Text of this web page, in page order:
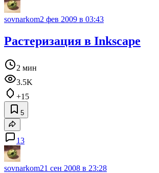
sovnarkom2 фев 2009 в 03:43
Растеризация в Inkscape
2 мин
3.5K
+15
5
13
sovnarkom21 сен 2008 в 23:28